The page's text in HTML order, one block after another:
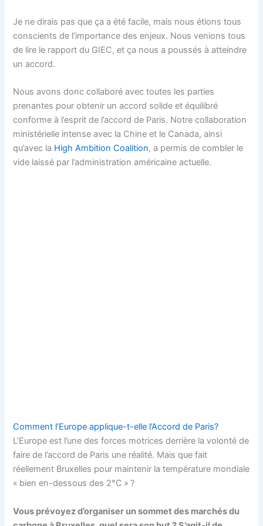
Je ne dirais pas que ça a été facile, mais nous étions tous
conscients de l’importance des enjeux. Nous venions tous
de lire le rapport du GIEC, et ça nous a poussés à atteindre
un accord.
Nous avons donc collaboré avec toutes les parties
prenantes pour obtenir un accord solide et équilibré
conforme à l’esprit de l’accord de Paris. Notre collaboration
ministérielle intense avec la Chine et le Canada, ainsi
qu’avec la High Ambition Coalition, a permis de combler le
vide laissé par l’administration américaine actuelle.
Comment l’Europe applique-t-elle l’Accord de Paris?
L’Europe est l’une des forces motrices derrière la volonté de
faire de l’accord de Paris une réalité. Mais que fait
réellement Bruxelles pour maintenir la température mondiale
« bien en-dessous des 2°C » ?
Vous prévoyez d’organiser un sommet des marchés du